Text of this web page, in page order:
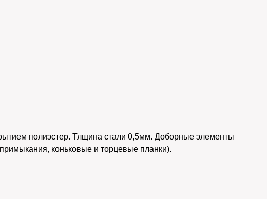
полиэстер. Тлщина стали 0,5мм. Доборные элементы
коньковые и торцевые планки).